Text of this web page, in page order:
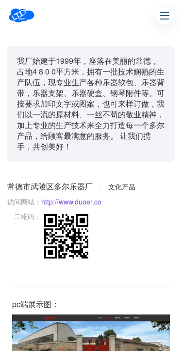
我厂始建于1999年，座落在美丽的常德，
占地4 8 0 0平方米，拥有一批技术娴熟的生
产队伍，现专业生产各种乐器软包、乐器背
带，乐器支架、乐器硬盒、钢琴附件等。可
按要求加印文字或图案，也可来样订做，我
们以一流的原材料、一丝不苟的敬业精神，
加上专业的生产技术来全力打造每一个多尔
产品，给顾客最满意的服务。 让我们携
手，共创美好！
常德市武陵区多尔乐器厂
文化产品
访问网站： http://www.duoer.co
二维码：
pc端展示图：